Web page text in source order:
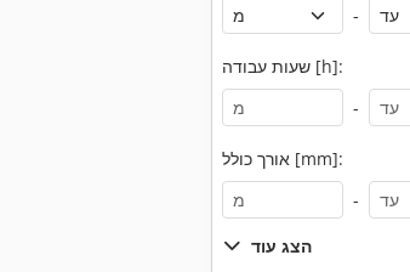
-
שעות עבודה [h]:
-
אורך כולל [mm]:
-
הצג עוד